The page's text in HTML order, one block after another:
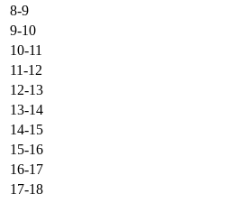
8-9
9-10
10-11
11-12
12-13
13-14
14-15
15-16
16-17
17-18